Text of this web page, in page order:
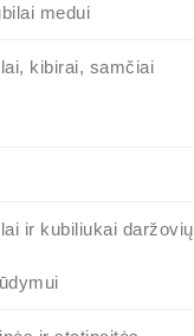
medui
kibirai, samčiai
ir kubiliukai daržovių